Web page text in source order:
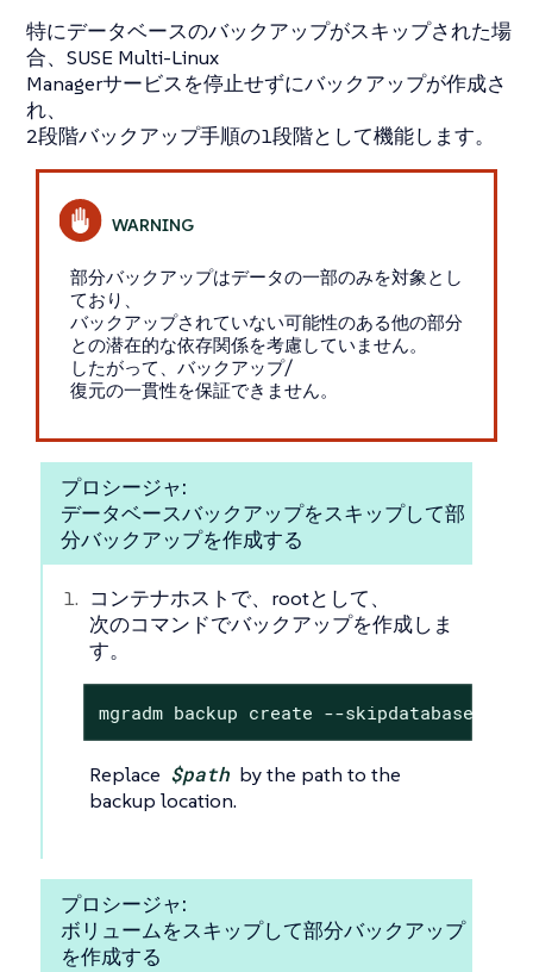
特にデータベースのバックアップがスキップされた場
合、SUSE Multi-Linux
Managerサービスを停止せずにバックアップが作成さ
れ、
2段階バックアップ手順の1段階として機能します。
部分バックアップはデータの一部のみを対象とし
ており、
バックアップされていない可能性のある他の部分
との潜在的な依存関係を考慮していません。
したがって、バックアップ/
復元の一貫性を保証できません。
プロシージャ:
データベースバックアップをスキップして部
分バックアップを作成する
コンテナホストで、rootとして、
次のコマンドでバックアップを作成しま
す。
mgradm backup create --skipdatabase
Replace $path by the path to the
backup location.
プロシージャ:
ボリュームをスキップして部分バックアップ
を作成する